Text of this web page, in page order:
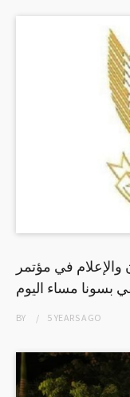
في مؤتمر
بسونا مساء اليوم
BY 5 YEARSAGO